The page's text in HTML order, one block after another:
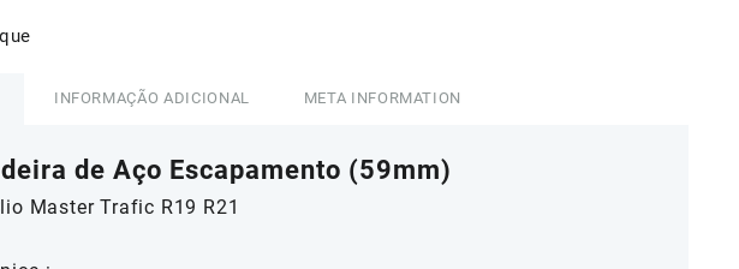
INFORMAÇÃO ADICIONAL META INFORMATION
de Aço Escapamento (59mm)
Master Trafic R19 R21